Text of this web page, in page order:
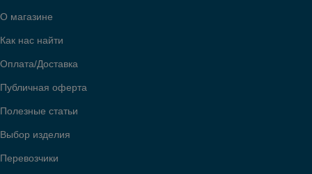
О магазине
Как нас найти
Оплата/Доставка
Публичная оферта
Полезные статьи
Выбор изделия
Перевозчики